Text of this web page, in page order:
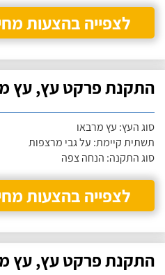
לצפייה בהצעות
התקנת פרקט עץ, עץ
סוג העץ: עץ מרבאו
תשתית קיימת: על גבי מרצפות
סוג התקנה: הנחה צפה
לצפייה בהצעות
התקנת פרקט עץ, עץ